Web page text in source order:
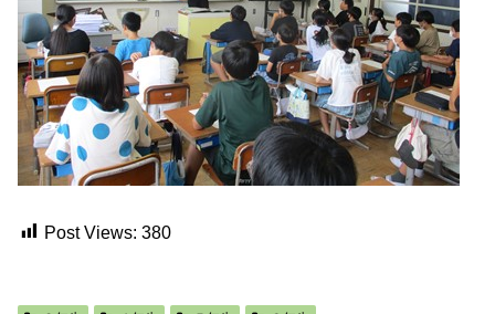
Post Views: 380